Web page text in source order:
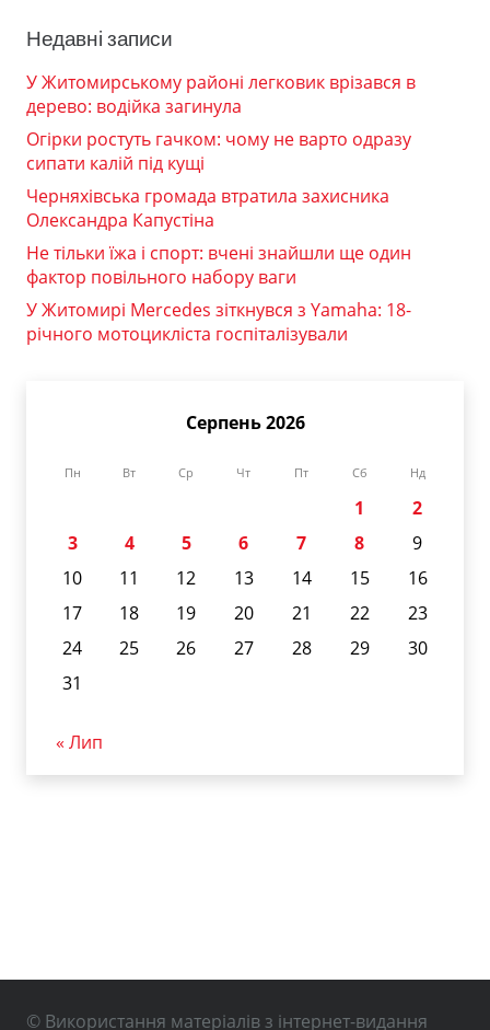
Недавні записи
У Житомирському районі легковик врізався в
дерево: водійка загинула
Огірки ростуть гачком: чому не варто одразу
сипати калій під кущі
Черняхівська громада втратила захисника
Олександра Капустіна
Не тільки їжа і спорт: вчені знайшли ще один
фактор повільного набору ваги
У Житомирі Mercedes зіткнувся з Yamaha: 18-
річного мотоцикліста госпіталізували
Серпень 2026
Пн Вт Ср Чт Пт Сб Нд
1
2
3
4 5 6 7 8
9
10
11 12 13 14 15
16
17
18 19 20 21 22
23
24
25 26 27 28 29
30
31
« Лип
© Використання матеріалів з інтернет-видання